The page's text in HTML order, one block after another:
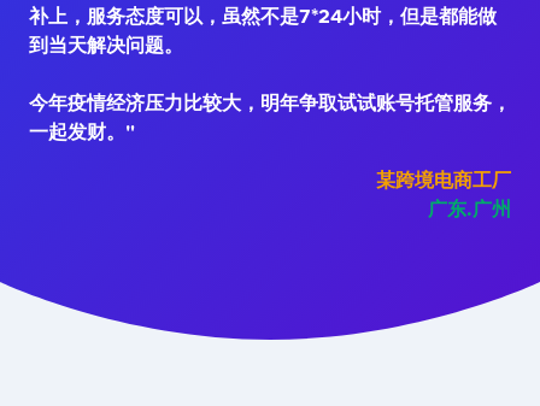
补上，服务态度可以，虽然不是7*24小时，但是都能做
到当天解决问题。
今年疫情经济压力比较大，明年争取试试账号托管服务，
一起发财。"
某跨境电商工厂
广东.广州